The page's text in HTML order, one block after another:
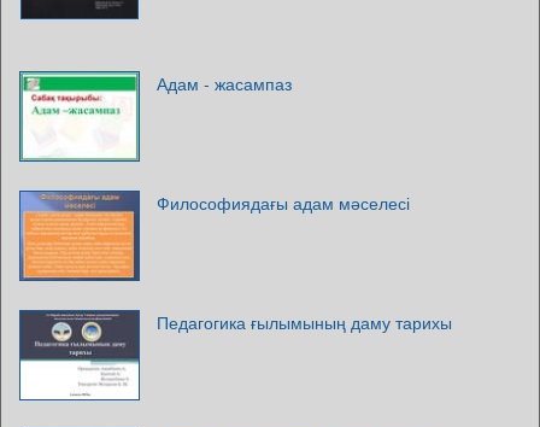
Адам - жасампаз
Философиядағы адам мәселесі
Педагогика ғылымының даму тарихы